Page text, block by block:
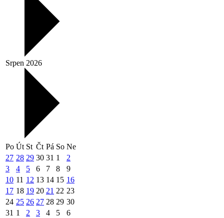
Srpen 2026
Po Út St Čt Pá So Ne
27 28 29 30 31 1
2
3
4 5 6 7 8
9
10 11 12 13 14 15 16
17 18 19 20 21 22 23
24 25 26 27 28 29 30
31 1 2 3 4 5 6